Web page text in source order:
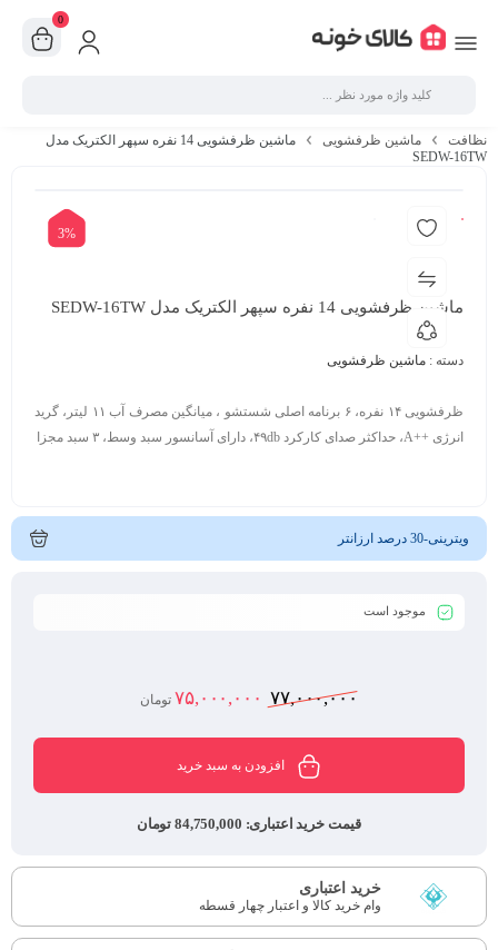
0
نظافت ماشین ظرفشویی
ماشین ظرفشویی 14 نفره سپهر الکتریک مدل
SEDW-16TW
3%
ماشین ظرفشویی 14 نفره سپهر الکتریک مدل SEDW-16TW
دسته : ماشین ظرفشویی
ظرفشویی ۱۴ نفره، ۶ برنامه اصلی شستشو ، ميانگين مصرف آب ۱۱ ليتر، گرید
انرژی ++A، حداکثر صدای کارکرد ۴۹db، دارای آسانسور سبد وسط، ۳ سبد مجزا
ویترینی-30 درصد ارزانتر
موجود است
۷۷,۰۰۰,۰۰۰ ۷۵,۰۰۰,۰۰۰ تومان
افزودن به سبد خرید
قیمت خرید اعتباری: 84,750,000 تومان
خرید اعتباری
وام خرید کالا و اعتبار چهار قسطه